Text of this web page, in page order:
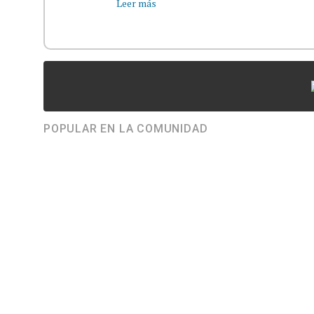
Leer más
POPULAR EN LA COMUNIDAD